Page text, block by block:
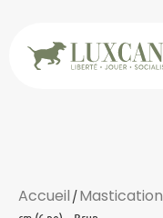
Accueil /Mastication